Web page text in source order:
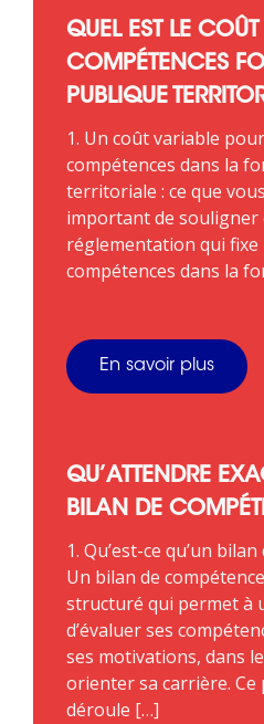
QUEL EST LE
COMPÉTENCES
PUBLIQUE
1. Un coût variable
compétences dans la
territoriale : ce que
important de souligner
réglementation qui fixe
compétences dans la
En savoir plus
QU’ATTENDRE
BILAN DE
1. Qu’est-ce qu’un
Un bilan de
structuré qui permet à
d’évaluer ses
ses motivations, dans
orienter sa carrière. Ce
déroule […]